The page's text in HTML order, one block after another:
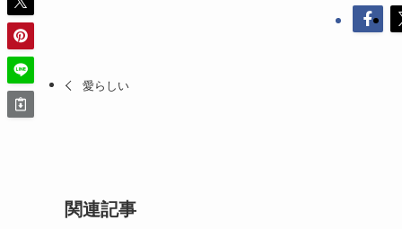
愛らしい
関連記事